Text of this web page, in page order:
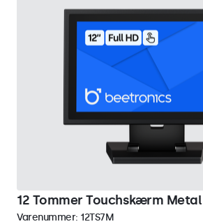
12 Tommer Touchskærm Metal
Varenummer: 12TS7M